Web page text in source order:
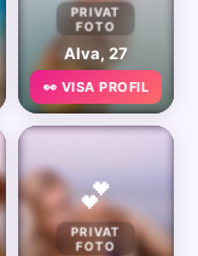
PRIVAT
FOTO
Alva, 27
👀 VISA PROFIL
💕
PRIVAT
FOTO